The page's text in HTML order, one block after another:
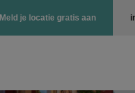
Meld je locatie gratis aan